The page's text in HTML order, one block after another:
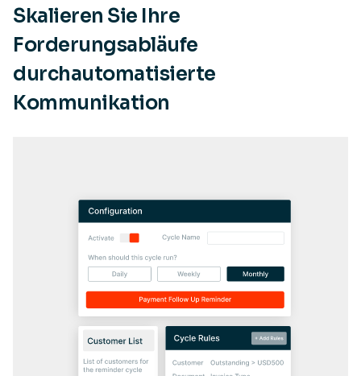
Skalieren Sie Ihre
Forderungsabläufe
durchautomatisierte
Kommunikation